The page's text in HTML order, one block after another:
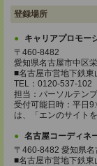
登録場所
キャリアプロモ
〒460-8482
愛知県名古屋市中区
■名古屋市営地下鉄
TEL：0120-537-102
担当：パーソルテン
受付可能日時：平日
は、「エンのサイト
名古屋コーディネ
〒460-8482 愛知県
■名古屋市営地下鉄